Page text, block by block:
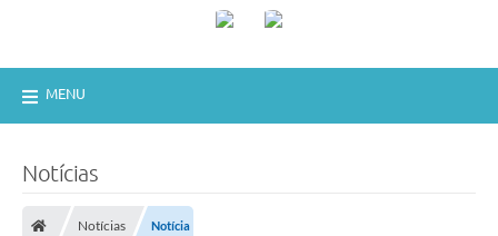
MENU
Notícias
Notícias Notícia